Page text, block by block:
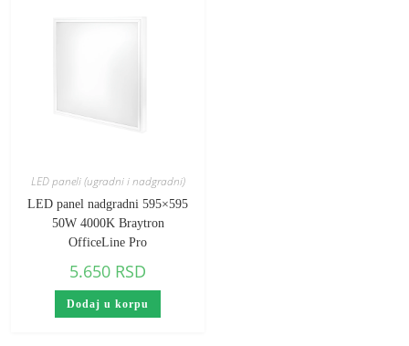
LED paneli (ugradni i nadgradni)
LED panel nadgradni 595×595
50W 4000K Braytron
OfficeLine Pro
5.650 RSD
Dodaj u korpu